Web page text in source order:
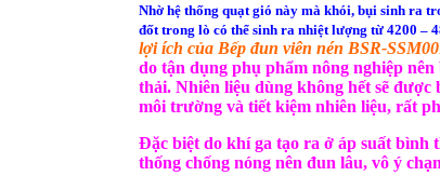
Nhờ hệ thống quạt gió này mà khói, bụi sinh ra
đốt trong lò có thể sinh ra nhiệt lượng từ 4200 –
lợi ích của Bếp đun viên nén BSR-
do tận dụng phụ phẩm nông nghiệp
thải. Nhiên liệu dùng không hết sẽ được
môi trường và tiết kiệm nhiên liệu, rất
Đặc biệt do khí ga tạo ra ở áp suất bình
thống chống nóng nên đun lâu, vô ý